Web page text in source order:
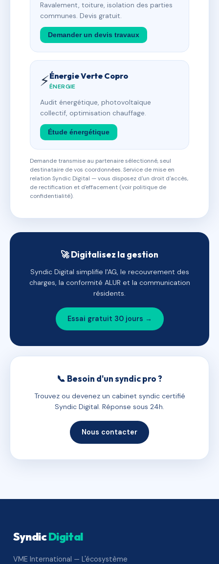
Ravalement, toiture, isolation des parties
communes. Devis gratuit.
Demander un devis travaux
⚡Énergie Verte Copro
ÉNERGIE
Audit énergétique, photovoltaïque
collectif, optimisation chauffage.
Étude énergétique
Demande transmise au partenaire sélectionné, seul
destinataire de vos coordonnées. Service de mise en
relation Syndic Digital — vous disposez d'un droit d'accès,
de rectification et d'effacement (voir politique de
confidentialité).
🚀 Digitalisez la gestion
Syndic Digital simplifie l'AG, le recouvrement des
charges, la conformité ALUR et la communication
résidents.
Essai gratuit 30 jours →
📞 Besoin d'un syndic pro ?
Trouvez ou devenez un cabinet syndic certifié
Syndic Digital. Réponse sous 24h.
Nous contacter
SyndicDigital
VME International — L'écosystème